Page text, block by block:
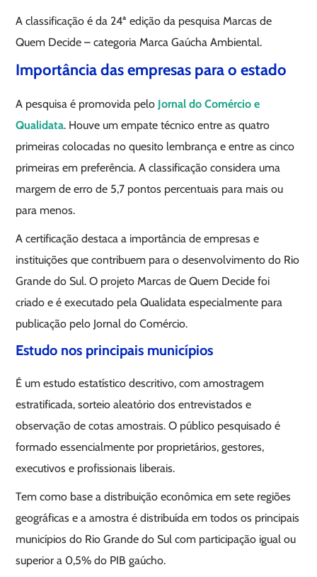
A classificação é da 24ª edição da pesquisa Marcas de
Quem Decide – categoria Marca Gaúcha Ambiental.
Importância das empresas para o estado
A pesquisa é promovida pelo Jornal do Comércio e
Qualidata. Houve um empate técnico entre as quatro
primeiras colocadas no quesito lembrança e entre as cinco
primeiras em preferência. A classificação considera uma
margem de erro de 5,7 pontos percentuais para mais ou
para menos.
A certificação destaca a importância de empresas e
instituições que contribuem para o desenvolvimento do Rio
Grande do Sul. O projeto Marcas de Quem Decide foi
criado e é executado pela Qualidata especialmente para
publicação pelo Jornal do Comércio.
Estudo nos principais municípios
É um estudo estatístico descritivo, com amostragem
estratificada, sorteio aleatório dos entrevistados e
observação de cotas amostrais. O público pesquisado é
formado essencialmente por proprietários, gestores,
executivos e profissionais liberais.
Tem como base a distribuição econômica em sete regiões
geográficas e a amostra é distribuída em todos os principais
municípios do Rio Grande do Sul com participação igual ou
superior a 0,5% do PIB gaúcho.